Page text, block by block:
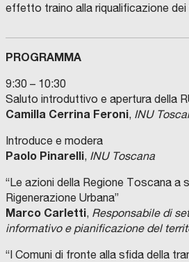
effetto traino alla riqualificazione dei
PROGRAMMA
9:30 – 10:30
Saluto introduttivo e apertura della
Camilla Cerrina Feroni, INU
Introduce e modera
Paolo Pinarelli, INU Toscana
“Le azioni della Regione Toscana a
Rigenerazione Urbana”
Marco Carletti, Responsabile di
informativo e pianificazione del
“I Comuni di fronte alla sfida della